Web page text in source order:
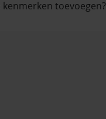
toevoegen?